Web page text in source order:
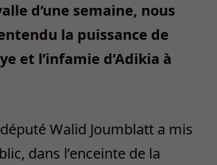
d’une semaine, nous
la puissance de
et l’infamie d’Adikia à
Walid Joumblatt a mis
dans l’enceinte de la